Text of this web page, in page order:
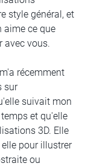
style général, et
aime ce que
avec vous.
m'a récemment
sur
suivait mon
et qu'elle
3D. Elle
pour illustrer
ou